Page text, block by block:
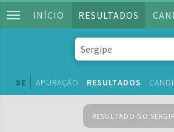
INÍCIO RESULTADOS
SE APURAÇÃO RESULTADOS
RESULTADO NO